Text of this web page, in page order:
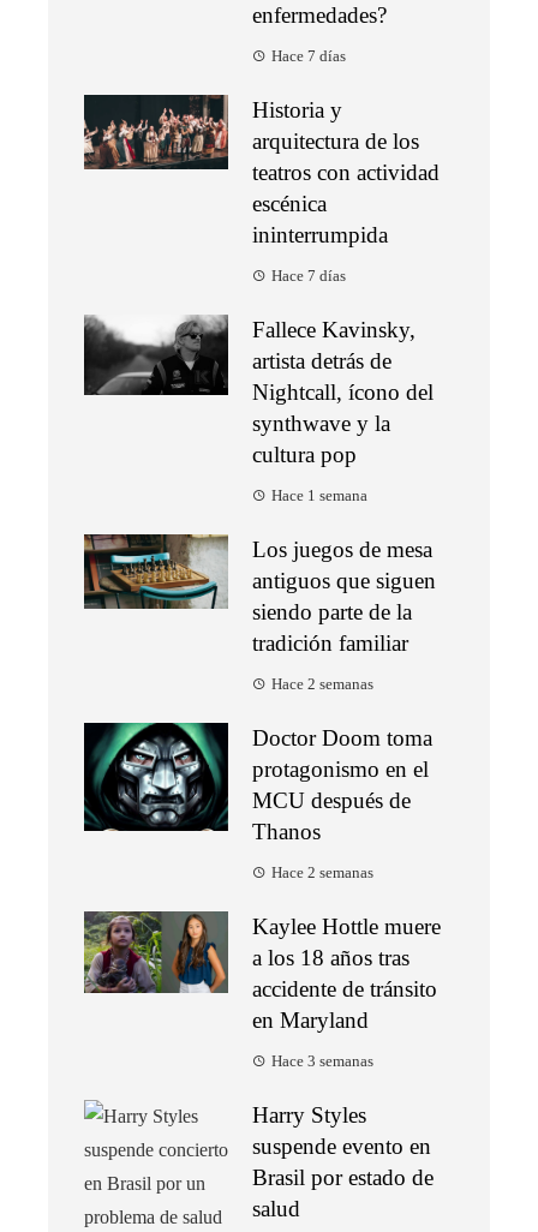
enfermedades?
Hace 7 días
Historia y
arquitectura de los
teatros con actividad
escénica
ininterrumpida
Hace 7 días
Fallece Kavinsky,
artista detrás de
Nightcall, ícono del
synthwave y la
cultura pop
Hace 1 semana
Los juegos de mesa
antiguos que siguen
siendo parte de la
tradición familiar
Hace 2 semanas
Doctor Doom toma
protagonismo en el
MCU después de
Thanos
Hace 2 semanas
Kaylee Hottle muere
a los 18 años tras
accidente de tránsito
en Maryland
Hace 3 semanas
Harry Styles
suspende evento en
Brasil por estado de
salud